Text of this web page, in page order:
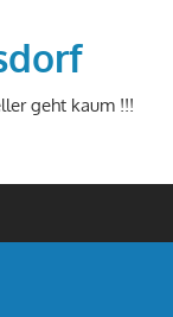
geht kaum !!!